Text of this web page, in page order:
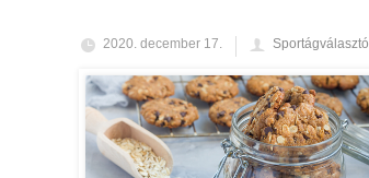
2020. december 17. Sportágválasztó